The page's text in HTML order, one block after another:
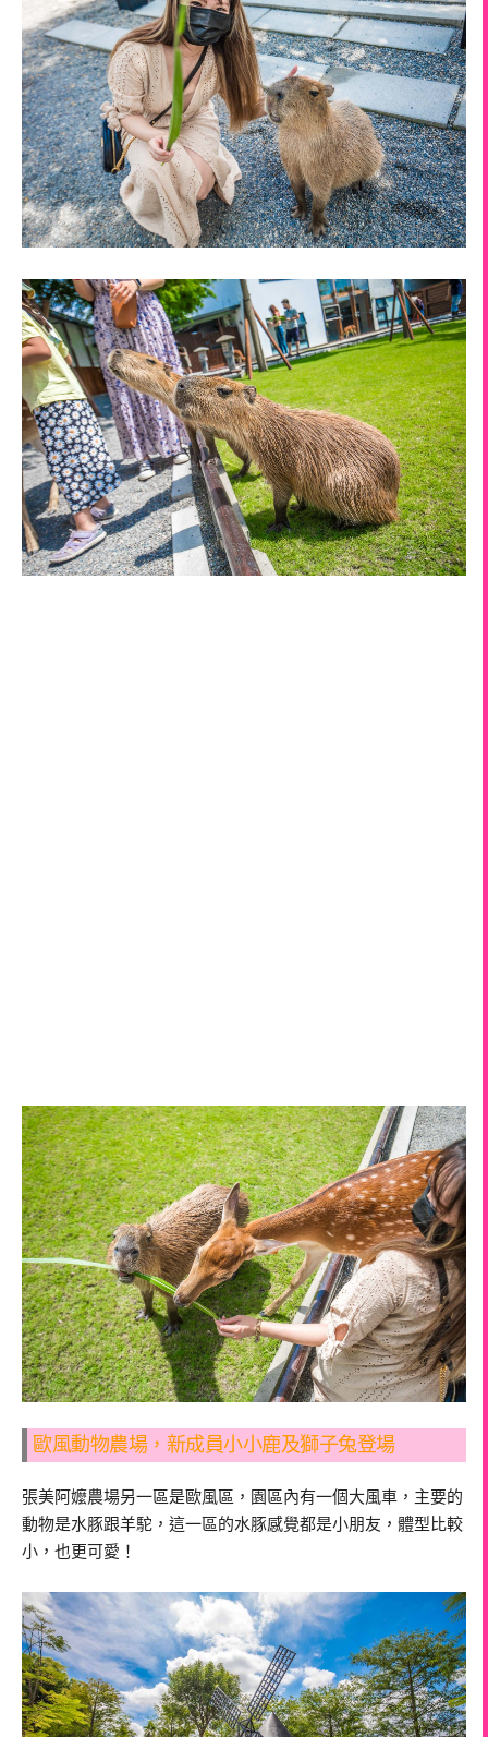
歐風動物農場，新成員小小鹿及獅子兔登場
張美阿嬤農場另一區是歐風區，園區內有一個大風車，主要的
動物是水豚跟羊駝，這一區的水豚感覺都是小朋友，體型比較
小，也更可愛！